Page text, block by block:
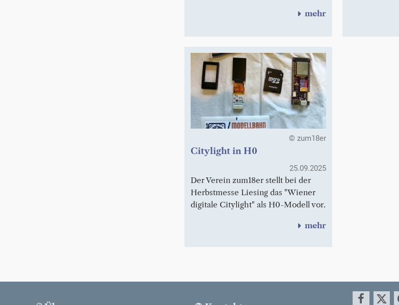
mehr
© zum18er
Citylight in H0
25.09.2025
Der Verein zum18er stellt bei der
Herbstmesse Liesing das "Wiener
digitale Citylight" als H0-Modell vor.
mehr